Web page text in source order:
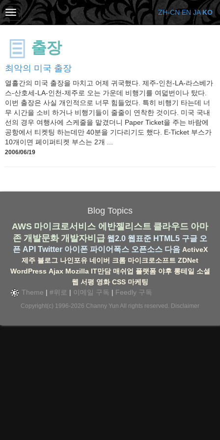
출장
최악의 미국 출장
열흘간의 미국 출장을 마치고 어제 귀국했다. 제주-인천-LA-라스베가
스-산호세-LA-인천-제주로 오는 가운데 비행기를 여덟번이나 탔다.
이번 출장은 사실 개인적으로 너무 힘들었다. 특히 비행기 타는데 너
무 시간을 소비 하거나 비행기들이 줄줄이 연착한 것이다. 미국 국내
선의 경우 여행사에 스케줄을 맡겼더니 Paper Ticket을 주는 바람에
공항에서 티켓팅 하는데만 40분을 기다리기도 했다. E-Ticket 부스가
10개이면 페이퍼티켓 부스는 2개 ...
2006/06/19
Blog Topics
AWS 마이크로서비스 에반젤리스트 클라우드 아마
존 개발문화 개발자비급 웹2.0 웹표준 HTML5 구글 오
픈 API Twitter 아이폰 파이어폭스 오픈소스 다음 ActiveX
제주 블로그 나인포유 네이버 크롬 마이크로소프트 ZDNet
WordPress Ajax Mozilla IT만담 매쉬업 플랫폼 야후 롱테일 소셜
웹 서평 영화 CSS 마케팅
Theme | #위로 | 이메일 구독 | Feedly 구독
Copyright(c) 1996-2026 Channy Yun All rights reserved. Disclaimer
ZH-CN EN JA KO